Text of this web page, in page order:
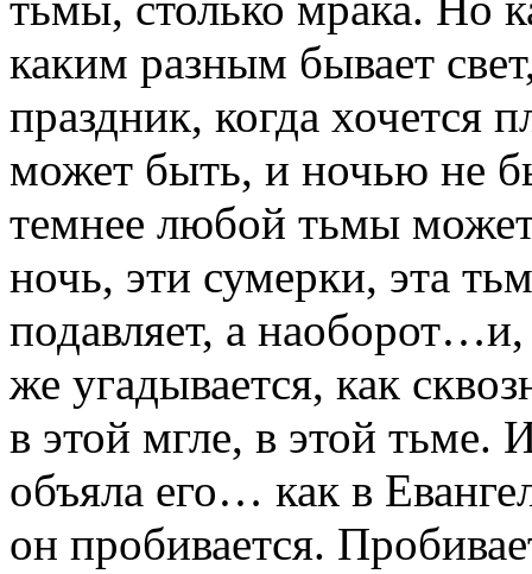
каким разным бывает
праздник, когда хочется
может быть, и ночью не
темнее любой тьмы
ночь, эти сумерки, эта
подавляет, а
же угадывается, как
в этой мгле, в этой тьме.
объяла его… как в
он пробивается.